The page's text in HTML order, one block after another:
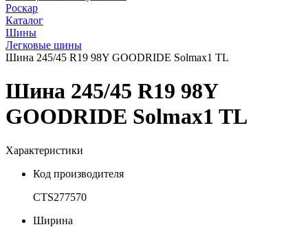
Роскар
Каталог
Шины
Легковые шины
Шина 245/45 R19 98Y GOODRIDE Solmax1 TL
Шина 245/45 R19 98Y
GOODRIDE Solmax1 TL
Характеристики
Код производителя
CTS277570
Ширина